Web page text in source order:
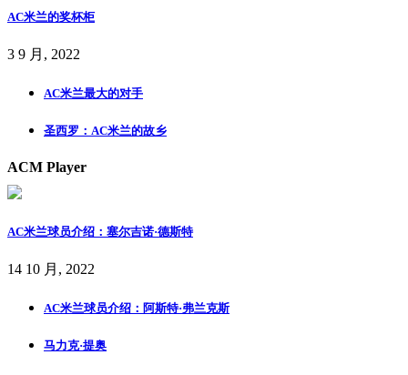
AC米兰的奖杯柜
3 9 月, 2022
AC米兰最大的对手
圣西罗：AC米兰的故乡
ACM Player
AC米兰球员介绍：塞尔吉诺·德斯特
14 10 月, 2022
AC米兰球员介绍：阿斯特·弗兰克斯
马力克·提奥